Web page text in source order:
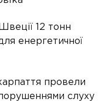
12 тонн
енергетичної
провели
слуху